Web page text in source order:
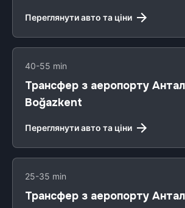
Переглянути авто та ціни
40-55 min
Трансфер з аеропорту
Boğazkent
Переглянути авто та ціни
25-35 min
Трансфер з аеропорту